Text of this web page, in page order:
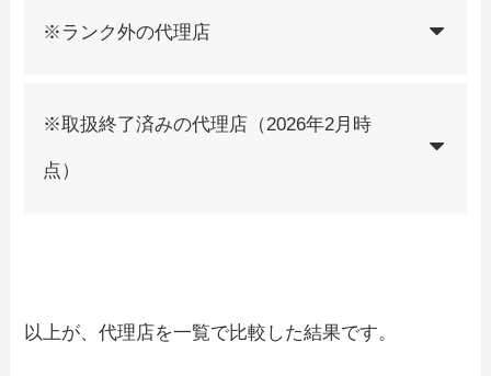
※ランク外の代理店
※取扱終了済みの代理店（2026年2月時
点）
以上が、代理店を一覧で比較した結果です。